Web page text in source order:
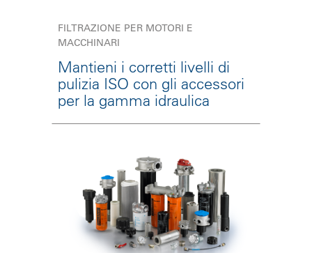
FILTRAZIONE PER MOTORI E
MACCHINARI
Mantieni i corretti livelli di
pulizia ISO con gli accessori
per la gamma idraulica